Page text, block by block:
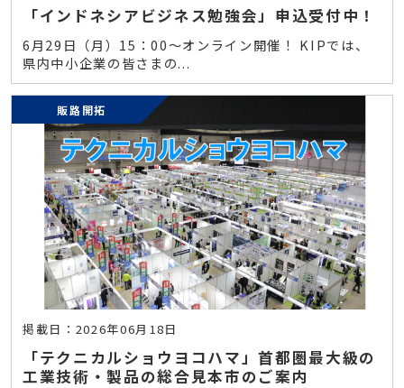
「インドネシアビジネス勉強会」申込受付中！
6月29日（月）15：00～オンライン開催！ KIPでは、
県内中小企業の皆さまの...
販路開拓
掲載日：2026年06月18日
「テクニカルショウヨコハマ」首都圏最大級の
工業技術・製品の総合見本市のご案内